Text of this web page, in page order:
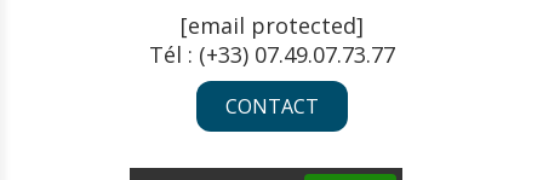
[email protected]
Tél : (+33) 07.49.07.73.77
CONTACT